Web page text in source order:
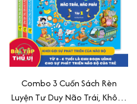
Combo 3 Cuốn Sách Rèn
Luyện Tư Duy Não Trái, Không